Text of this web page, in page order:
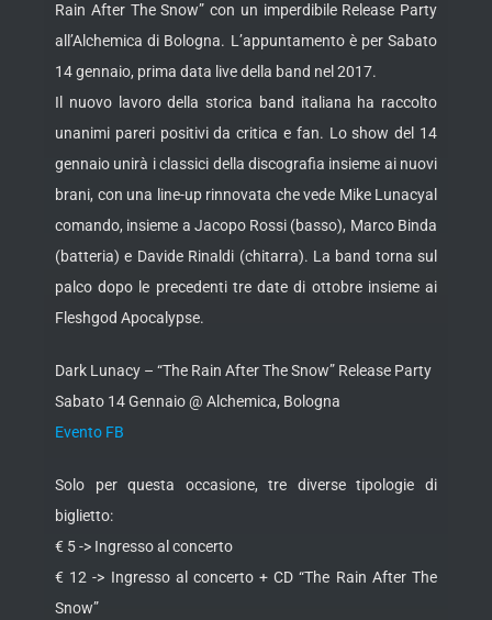
Rain After The Snow” con un imperdibile Release Party
all’Alchemica di Bologna. L’appuntamento è per Sabato
14 gennaio, prima data live della band nel 2017.
Il nuovo lavoro della storica band italiana ha raccolto
unanimi pareri positivi da critica e fan. Lo show del 14
gennaio unirà i classici della discografia insieme ai nuovi
brani, con una line-up rinnovata che vede Mike Lunacyal
comando, insieme a Jacopo Rossi (basso), Marco Binda
(batteria) e Davide Rinaldi (chitarra). La band torna sul
palco dopo le precedenti tre date di ottobre insieme ai
Fleshgod Apocalypse.
Dark Lunacy – “The Rain After The Snow” Release Party
Sabato 14 Gennaio @ Alchemica, Bologna
Evento FB
Solo per questa occasione, tre diverse tipologie di
biglietto:
€ 5 -> Ingresso al concerto
€ 12 -> Ingresso al concerto + CD “The Rain After The
Snow”